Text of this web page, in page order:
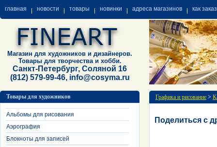
главная новости товары новинки адреса магазинов как
Магазин для художников и дизайнеров.
Товары для творчества и хобби.
Санкт-Петербург, Соляной 16
(812) 579-99-46, info@cosyma.ru
Товары для художников
Альбомы для рисования
Аэрография
Блокноты для записей
Графика и рисование >
Поделиться с